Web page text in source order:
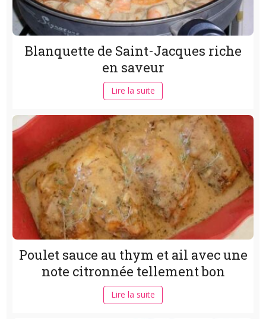
Blanquette de Saint-Jacques riche
en saveur
Lire la suite
Poulet sauce au thym et ail avec une
note citronnée tellement bon
Lire la suite